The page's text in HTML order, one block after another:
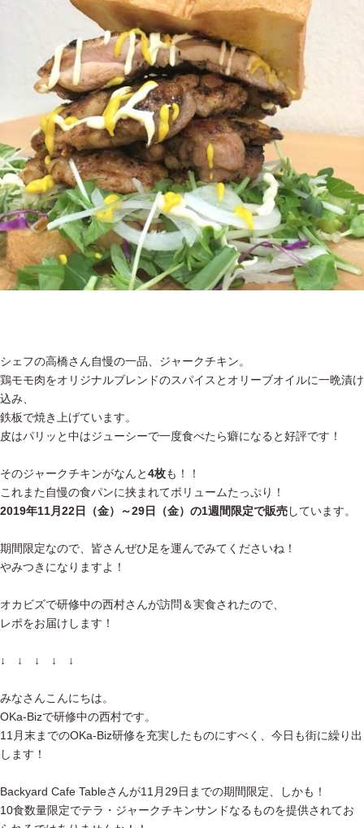
シェフの高橋さん自慢の一品、ジャークチキン。
鶏モモ肉をオリジナルブレンドのスパイスとオリーブオイルに一晩漬け
込み、
鉄板で焼き上げています。
皮はパリッと中はジューシーで一度食べたら癖になると好評です！
そのジャークチキンがなんと4枚も！！
これまた自慢の食パンに挟まれてボリュームたっぷり！
2019年11月22日（金）～29日（金）の1週間限定で販売しています。
期間限定なので、皆さんぜひ足を運んでみてくださいね！
やみつきになりますよ！
オカビズで研修中の西村さんが訪問＆実食されたので、
レポをお届けします！
↓ ↓ ↓ ↓ ↓
みなさんこんにちは。
OKa-Bizで研修中の西村です。
11月末までのOKa-Biz研修を充実したものにすべく、今日も街に繰り出
します！
Backyard Cafe Tableさんが11月29日までの期間限定、しかも！
10食数量限定でテラ・ジャークチキンサンドなるものを提供されてお